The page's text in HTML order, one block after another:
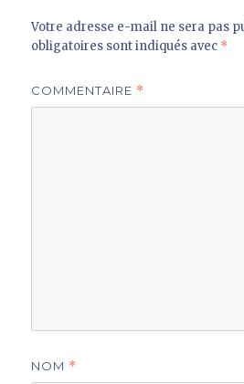
Votre adresse e-mail ne sera pas
obligatoires sont indiqués avec *
COMMENTAIRE *
NOM *